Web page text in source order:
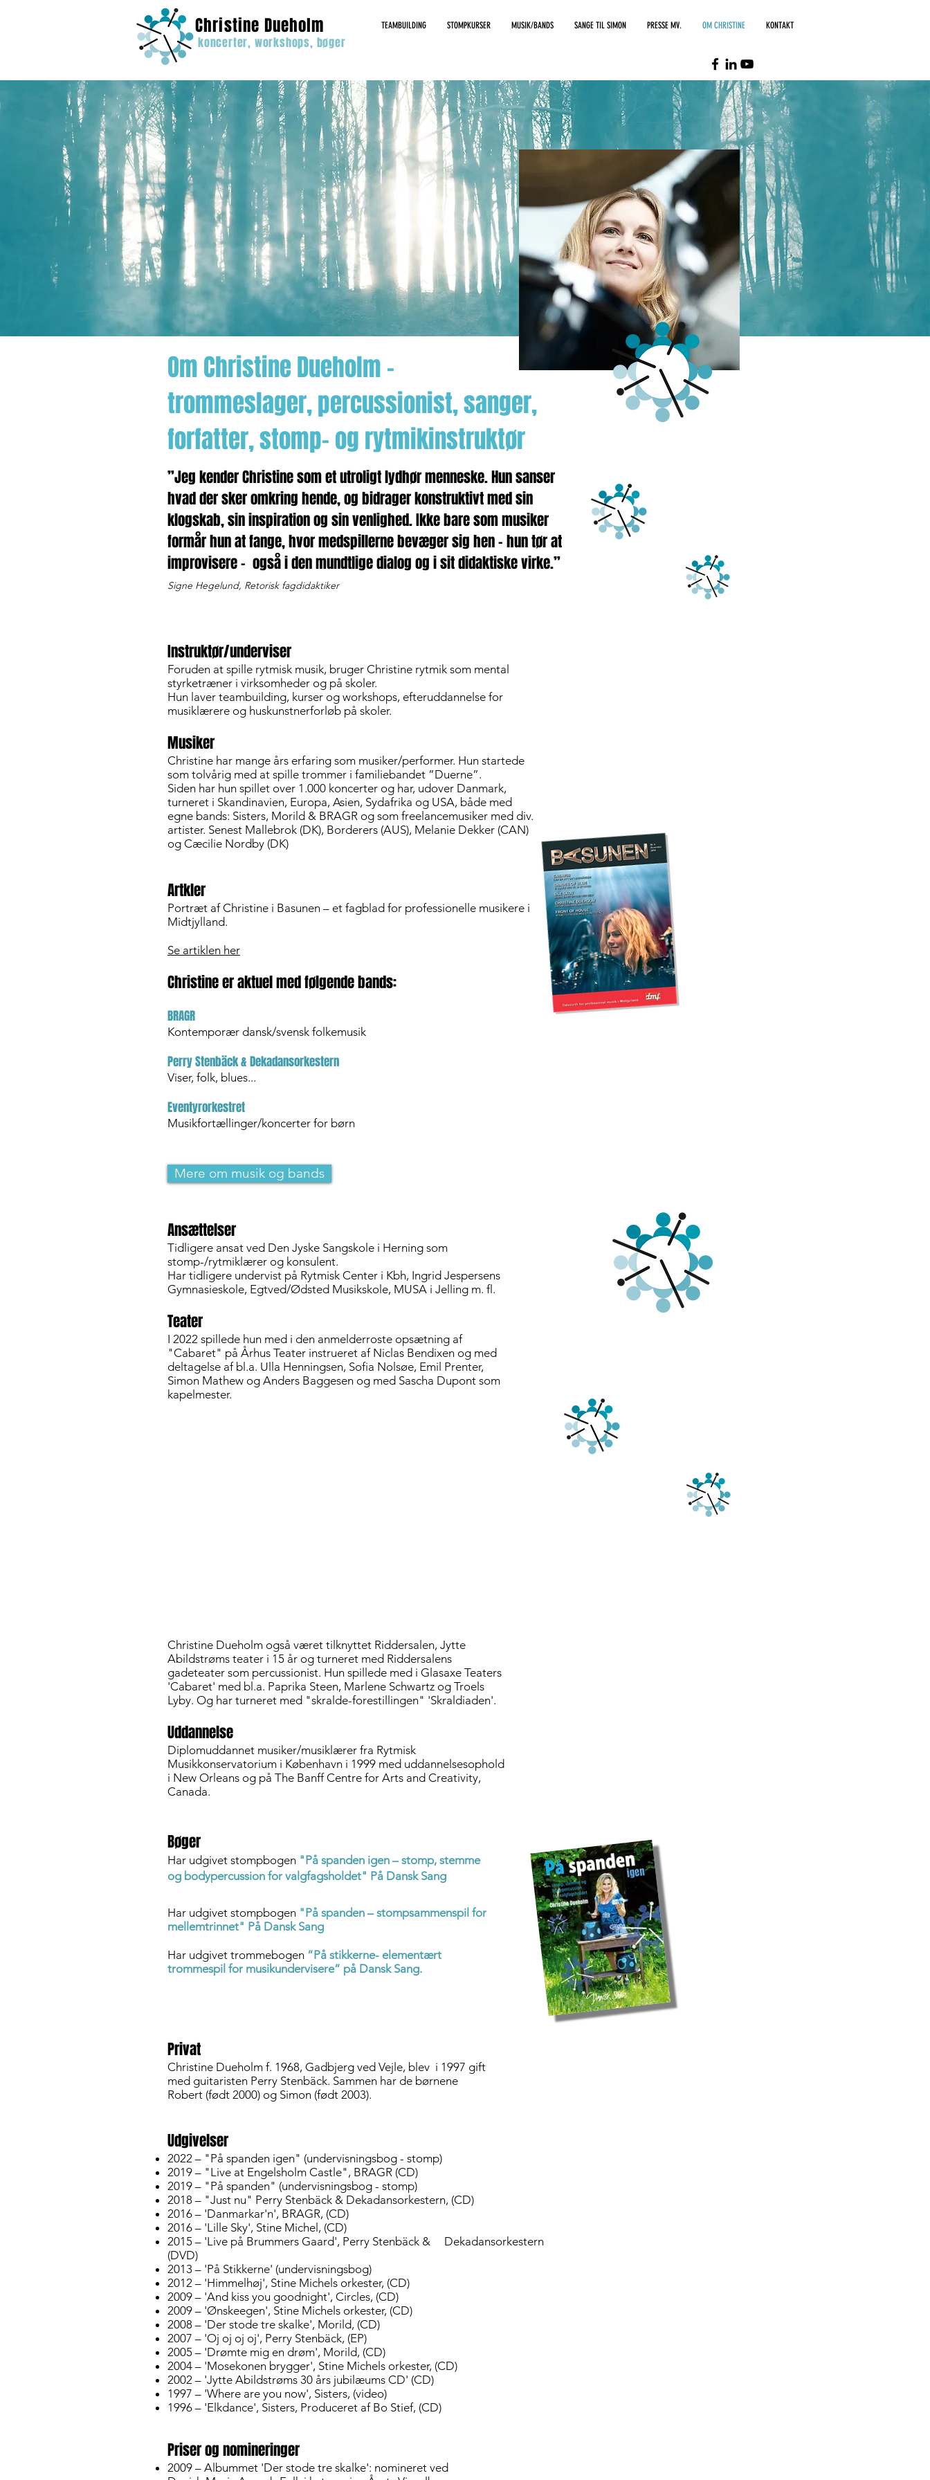
Christine Dueholm TEAMBUILDING STOMPKURSER MUSIK/BANDS SANGE TIL SIMON PRESSE MV. OM CHRISTINE KONTAKT
koncerter, workshops, bøger
Om Christine Dueholm –
trommeslager, percussionist, sanger,
forfatter, stomp- og rytmikinstruktør
”Jeg kender Christine som et utroligt lydhør menneske. Hun sanser
hvad der sker omkring hende, og bidrager konstruktivt med sin
klogskab, sin inspiration og sin venlighed. Ikke bare som musiker
formår hun at fange, hvor medspillerne bevæger sig hen – hun tør at
improvisere - også i den mundtlige dialog og i sit didaktiske virke.”
Signe Hegelund, Retorisk fagdidaktiker
Instruktør/underviser
Foruden at spille rytmisk musik, bruger Christine rytmik som mental
styrketræner i virksomheder og på skoler.
Hun laver teambuilding, kurser og workshops, efteruddannelse for
musiklærere og huskunstnerforløb på skoler.
Musiker
Christine har mange års erfaring som musiker/performer. Hun startede
som tolvårig med at spille trommer i familiebandet ”Duerne”.
Siden har hun spillet over 1.000 koncerter og har, udover Danmark,
turneret i Skandinavien, Europa, Asien, Sydafrika og USA, både med
egne bands: Sisters, Morild & BRAGR og som freelancemusiker med div.
artister. Senest Mallebrok (DK), Borderers (AUS), Melanie Dekker (CAN)
og Cæcilie Nordby (DK)
Artkler
Portræt af Christine i Basunen – et fagblad for professionelle musikere i
Midtjylland.
Se artiklen her
Christine er aktuel med følgende bands:
BRAGR
Kontemporær dansk/svensk folkemusik
Perry Stenbäck & Dekadansorkestern
Viser, folk, blues...
Eventyrorkestret
Musikfortællinger/koncerter for børn
Mere om musik og bands
Ansættelser
Tidligere ansat ved Den Jyske Sangskole i Herning som
stomp-/rytmiklærer og konsulent.
Har tidligere undervist på Rytmisk Center i Kbh, Ingrid Jespersens
Gymnasieskole, Egtved/Ødsted Musikskole, MUSA i Jelling m. fl.
Teater
I 2022 spillede hun med i den anmelderroste opsætning af
"Cabaret" på Århus Teater instrueret af Niclas Bendixen og med
deltagelse af bl.a. Ulla Henningsen, Sofia Nolsøe, Emil Prenter,
Simon Mathew og Anders Baggesen og med Sascha Dupont som
kapelmester.
Christine Dueholm også været tilknyttet Riddersalen, Jytte
Abildstrøms teater i 15 år og turneret med Riddersalens
gadeteater som percussionist. Hun spillede med i Glasaxe Teaters
'Cabaret' med bl.a. Paprika Steen, Marlene Schwartz og Troels
Lyby. Og har turneret med "skralde-forestillingen" 'Skraldiaden'.
Uddannelse
Diplomuddannet musiker/musiklærer fra Rytmisk
Musikkonservatorium i København i 1999 med uddannelsesophold
i New Orleans og på The Banff Centre for Arts and Creativity,
Canada.
Bøger
Har udgivet stompbogen "På spanden igen – stomp, stemme
og bodypercussion for valgfagsholdet" På Dansk Sang
Har udgivet stompbogen "På spanden – stompsammenspil for
mellemtrinnet" På Dansk Sang
Har udgivet trommebogen ”På stikkerne- elementært
trommespil for musikundervisere” på Dansk Sang.
Privat
Christine Dueholm f. 1968, Gadbjerg ved Vejle, blev i 1997 gift
med guitaristen Perry Stenbäck. Sammen har de børnene
Robert (født 2000) og Simon (født 2003).
Udgivelser
2022 – "På spanden igen" (undervisningsbog - stomp)
2019 – "Live at Engelsholm Castle", BRAGR (CD)
2019 – "På spanden" (undervisningsbog - stomp)
2018 – "Just nu" Perry Stenbäck & Dekadansorkestern, (CD)
2016 – 'Danmarkar'n', BRAGR, (CD)
2016 – 'Lille Sky', Stine Michel, (CD)
2015 – 'Live på Brummers Gaard', Perry Stenbäck & Dekadansorkestern
(DVD)
2013 – 'På Stikkerne' (undervisningsbog)
2012 – 'Himmelhøj', Stine Michels orkester, (CD)
2009 – 'And kiss you goodnight', Circles, (CD)
2009 – 'Ønskeegen', Stine Michels orkester, (CD)
2008 – 'Der stode tre skalke', Morild, (CD)
2007 – 'Oj oj oj oj', Perry Stenbäck, (EP)
2005 – 'Drømte mig en drøm', Morild, (CD)
2004 – 'Mosekonen brygger', Stine Michels orkester, (CD)
2002 – 'Jytte Abildstrøms 30 års jubilæums CD' (CD)
1997 – 'Where are you now', Sisters, (video)
1996 – 'Elkdance', Sisters, Produceret af Bo Stief, (CD)
Priser og nomineringer
2009 – Albummet 'Der stode tre skalke': nomineret ved